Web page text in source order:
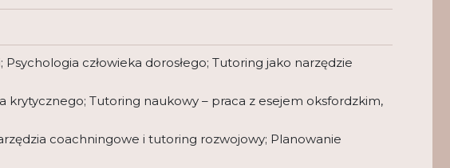
człowieka dorosłego; Tutoring jako narzędzie
Tutoring naukowy – praca z esejem oksfordzkim,
coachningowe i tutoring rozwojowy; Planowanie